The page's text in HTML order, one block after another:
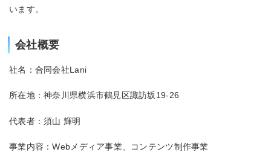
います。
会社概要
社名：合同会社Lani
所在地：神奈川県横浜市鶴見区諏訪坂19-26
代表者：須山 輝明
事業内容：Webメディア事業、コンテンツ制作事業